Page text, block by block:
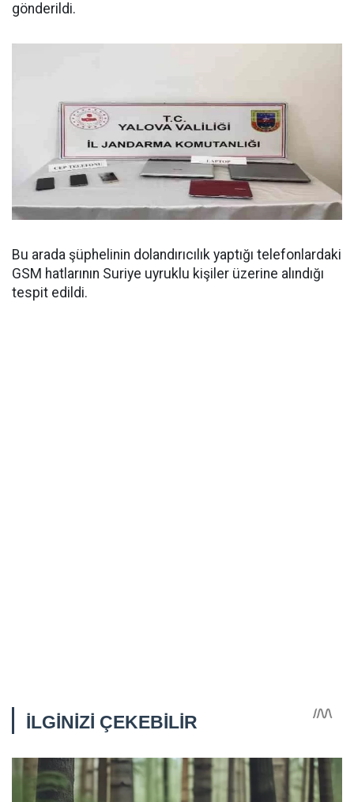
gönderildi.
Bu arada şüphelinin dolandırıcılık yaptığı telefonlardaki
GSM hatlarının Suriye uyruklu kişiler üzerine alındığı
tespit edildi.